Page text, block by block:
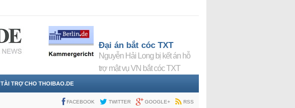
Đại án bắt cóc TXT
Nguyễn Hải Long bị kết án hỗ
trợ mật vụ VN bắt cóc TXT
TÀI TRỢ CHO THOIBAO.DE
FACEBOOK TWITTER GOOGLE+ RSS